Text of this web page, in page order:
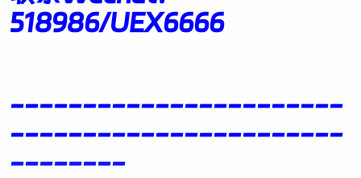
518986/UEX6666
-----------------------
-----------------------
--------